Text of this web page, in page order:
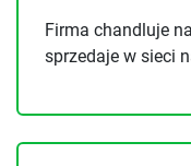
Firma chandluje
sprzedaje w sieci